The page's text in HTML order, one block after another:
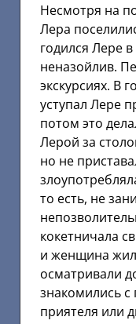
Несмотря на
Лера
годился Лере
неназойлив.
экскурсиях. В
уступал Лере
потом это
Лерой за
но не
то есть, не
кокетничала
и женщина
осматривали
знакомились с
приятеля или